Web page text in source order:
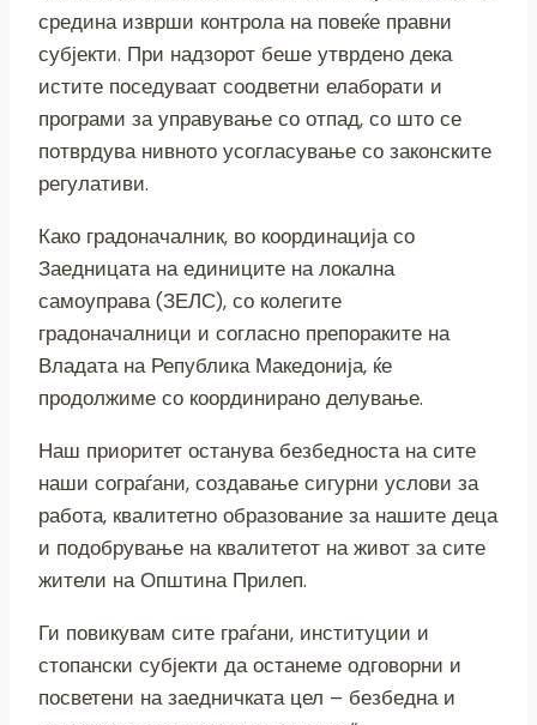
средина изврши контрола на повеќе правни
субјекти. При надзорот беше утврдено дека
истите поседуваат соодветни елаборати и
програми за управување со отпад, со што се
потврдува нивното усогласување со законските
регулативи.
Како градоначалник, во координација со
Заедницата на единиците на локална
самоуправа (ЗЕЛС), со колегите
градоначалници и согласно препораките на
Владата на Република Македонија, ќе
продолжиме со координирано делување.
Наш приоритет останува безбедноста на сите
наши сограѓани, создавање сигурни услови за
работа, квалитетно образование за нашите деца
и подобрување на квалитетот на живот за сите
жители на Општина Прилеп.
Ги повикувам сите граѓани, институции и
стопански субјекти да останеме одговорни и
посветени на заедничката цел – безбедна и